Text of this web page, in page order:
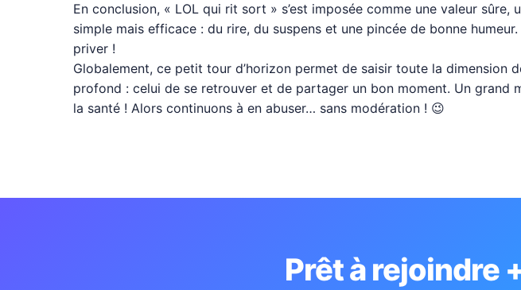
En conclusion, « LOL qui rit sort » s’est imposée comme une valeur
simple mais efficace : du rire, du suspens et une pincée de bonne
priver !
Globalement, ce petit tour d’horizon permet de saisir toute la dimension
profond : celui de se retrouver et de partager un bon moment. Un grand
la santé ! Alors continuons à en abuser… sans modération ! 😉
Prêt à rejoindre